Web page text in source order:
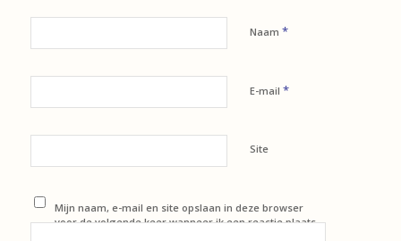
Naam *
E-mail *
Site
Mijn naam, e-mail en site opslaan in deze browser
voor de volgende keer wanneer ik een reactie plaats.